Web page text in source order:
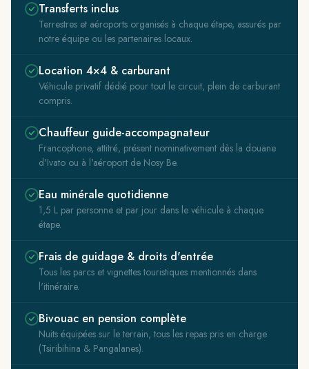
Transferts inclus
Terrestres et aéroports organisés à chaque étape, assurés par
notre équipe ou les partenaires locaux.
Location 4×4 & carburant
Véhicule privatif dédié pour tout le circuit, plein de carburant
compris.
Chauffeur guide-accompagnateur
Francophone, attitré, présent nominativement dès la douane
d'Ivato ou à l'aéroport de Nosy Be.
Eau minérale quotidienne
1,5 L par personne et par jour dans le véhicule à chaque
étape.
Frais de guidage & droits d'entrée
Tous les parcs et vignettes touristiques mentionnés dans
l'itinéraire.
Bivouac en pension complète
Nuits équipées sur le terrain, tous les repas pris en charge
(Tsiribihina & Pangalanes).